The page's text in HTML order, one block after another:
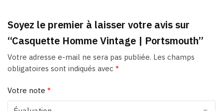
Soyez le premier à laisser votre avis sur
“Casquette Homme Vintage | Portsmouth”
Votre adresse e-mail ne sera pas publiée. Les champs
obligatoires sont indiqués avec *
Votre note *